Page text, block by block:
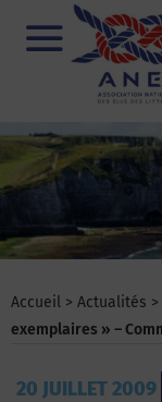
Menu
Accueil > Actualités >
exemplaires » –
20 JUILLET 2009